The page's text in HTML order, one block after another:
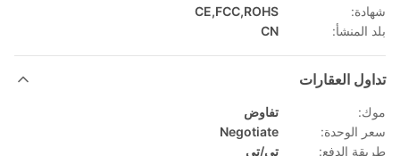
شهادة:
CE,FCC,ROHS
بلد المنشأ:
CN
تداول العقارات
موك:
تفاوض
سعر الوحدة:
Negotiate
طريقة الدفع:
تي/تي